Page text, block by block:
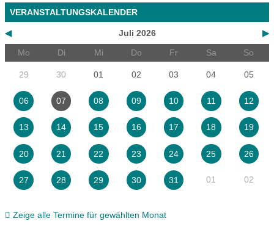
VERANSTALTUNGSKALENDER
◀ ▶
Juli 2026
Mo
Di Mi Do Fr Sa So
29 30 01 02 03 04 05
06 07 08 09 10 11 12
13 14 15 16 17 18 19
20 21 22 23 24 25 26
27 28 29 30 31 01 02
Zeige alle Termine für gewählten Monat